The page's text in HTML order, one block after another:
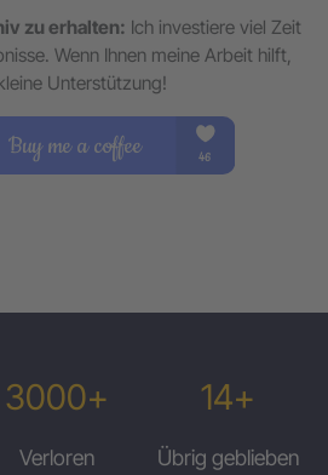
zu erhalten: Ich investiere viel Zeit
Wenn Ihnen meine Arbeit hilft,
Unterstützung!
3000+
Verloren
14+
Übrig geblieben